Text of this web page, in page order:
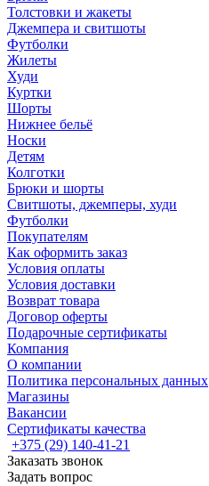
Толстовки и жакеты
Джемпера и свитшоты
Футболки
Жилеты
Худи
Куртки
Шорты
Нижнее бельё
Носки
Детям
Колготки
Брюки и шорты
Свитшоты, джемперы, худи
Футболки
Покупателям
Как оформить заказ
Условия оплаты
Условия доставки
Возврат товара
Договор оферты
Подарочные сертификаты
Компания
О компании
Политика персональных данных
Магазины
Вакансии
Сертификаты качества
+375 (29) 140-41-21
Заказать звонок
Задать вопрос